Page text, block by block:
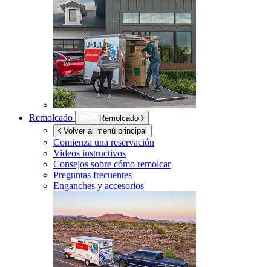
Remolcado
Remolcado
Volver al menú principal
Comienza una reservación
Videos instructivos
Consejos sobre cómo remolcar
Preguntas frecuentes
Enganches y accesorios